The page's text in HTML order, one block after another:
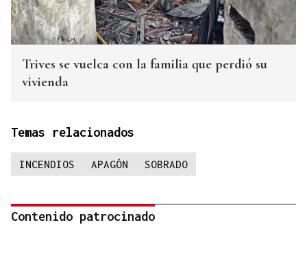
Trives se vuelca con la familia que perdió su
vivienda
Temas relacionados
INCENDIOS APAGÓN SOBRADO
Contenido patrocinado